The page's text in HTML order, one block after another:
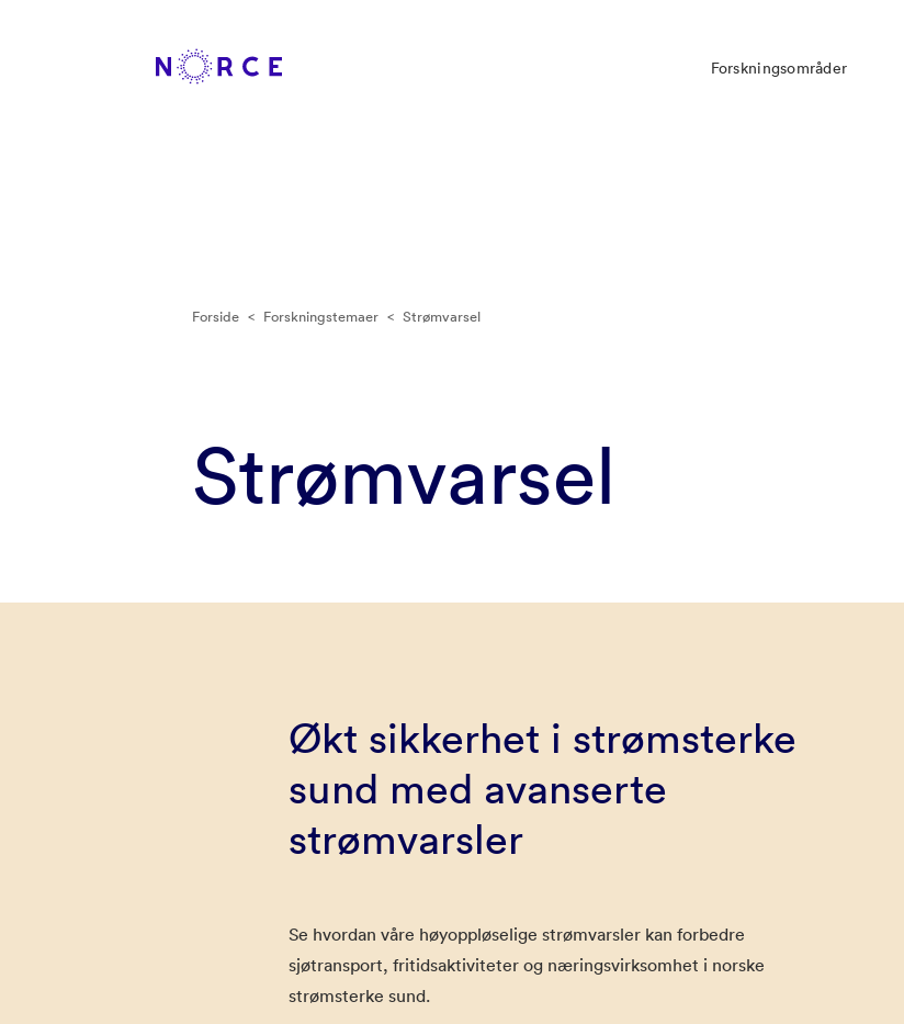
Forskningsområder
Forside < Forskningstemaer < Strømvarsel
Strømvarsel
Økt sikkerhet i strømsterke
sund med avanserte
strømvarsler
Se hvordan våre høyoppløselige strømvarsler kan forbedre
sjøtransport, fritidsaktiviteter og næringsvirksomhet i norske
strømsterke sund.